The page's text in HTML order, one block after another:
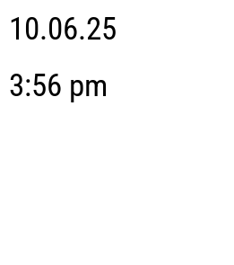
10.06.25
3:56 pm